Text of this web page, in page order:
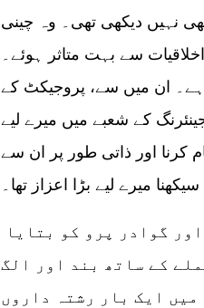
نہیں دیکھی تھی۔ وہ چینی
سے بہت متاثر ہوئے۔
ہے۔ ان میں سے، پروجیکٹ کے
کے شعبے میں میرے لیے
اور ذاتی طور پر ان سے
میرے لیے بڑا اعزاز تھا۔
کے ساتھ بند اور الگ
ایک بار رشتہ داروں